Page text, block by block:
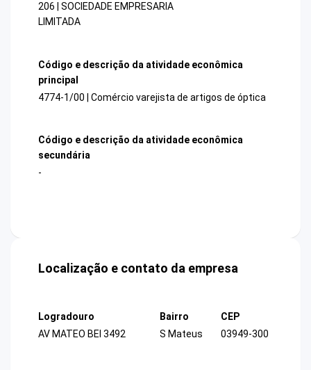
206 | SOCIEDADE EMPRESARIA
LIMITADA
Código e descrição da atividade econômica
principal
4774-1/00 | Comércio varejista de artigos de óptica
Código e descrição da atividade econômica
secundária
-
Localização e contato da empresa
Logradouro
AV MATEO BEI 3492
Bairro
S Mateus
CEP
03949-300